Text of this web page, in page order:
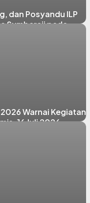
dan Posyandu ILP
Sumberaji pada
Warnai Kegiatan
16 Juli 2026